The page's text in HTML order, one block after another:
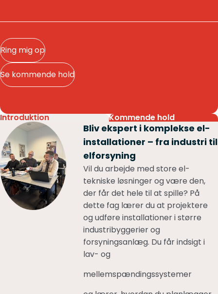
Ring mig op
Se kommende hold
Introduktion Kommende hold
Bliv ekspert i komplekse el-
installationer – fra industri til
elforsyning
Vil du arbejde med store el-
tekniske løsninger og være den,
der får det hele til at spille? På
dette fag lærer du at projektere
og udføre installationer i større
industribyggerier og
forsyningsanlæg. Du får indsigt i
lav- og
mellemspændingssystemer